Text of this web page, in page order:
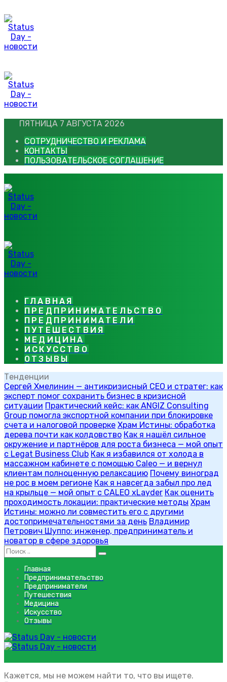
к
контенту
ПЯТНИЦА 7 АВГУСТА 2026
СОТРУДНИЧЕСТВО И РЕКЛАМА
КОНТАКТЫ
ПОЛЬЗОВАТЕЛЬСКОЕ СОГЛАШЕНИЕ
ГЛАВНАЯ
ПРЕДПРИНИМАТЕЛЬСТВО
ПРЕДПРИНИМАТЕЛИ
ПУТЕШЕСТВИЯ
МЕДИЦИНА
ИСКУССТВО
ОТЗЫВЫ
Тенденции
Сергей Хмелинин — антикризисный CEO и стратег: как
эксперт помог сохранить бизнес в кризисной
ситуации Практический кейс: как ANGIZ Consulting
Group помогла экспортной компании при блокировке
счета и налоговой проверке Храм Истины: обработка
дерева почти как колдовство Как я нашёл сильное
окружение и партнёров для роста бизнеса — мой опыт
с Legat Business Club Как я избавился от холода в
массажном кабинете с помощью Caleo — и вернул
клиентам полноценную релаксацию Почему виноград
не рос в моем регионе Как я навсегда забыл про лед
на крыльце — мой опыт с CALEO xLayder Как оценить
проходимость локации: практические методы Храм
Истины: можно ли совместить его с другими
достопримечательностями за день Владимир
Петрович Шуппо: инженер, предприниматель и
новатор в сфере здоровья
Главная
Предпринимательство
Предприниматели
Путешествия
Медицина
Искусство
Отзывы
Ничего не найдено
Кажется, мы не можем найти то, что вы ищете.